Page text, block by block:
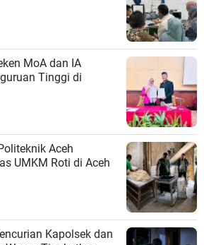
MoA dan IA
Tinggi di
Aceh
UMKM Roti di Aceh
Kapolsek dan